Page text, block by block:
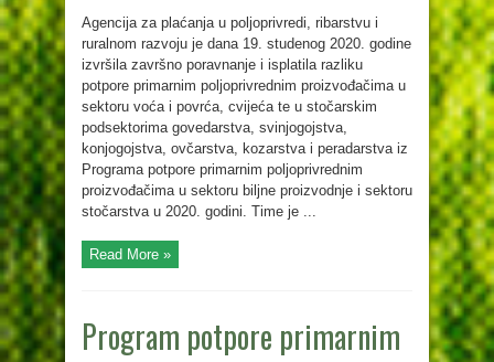
Agencija za plaćanja u poljoprivredi, ribarstvu i
ruralnom razvoju je dana 19. studenog 2020. godine
izvršila završno poravnanje i isplatila razliku
potpore primarnim poljoprivrednim proizvođačima u
sektoru voća i povrća, cvijeća te u stočarskim
podsektorima govedarstva, svinjogojstva,
konjogojstva, ovčarstva, kozarstva i peradarstva iz
Programa potpore primarnim poljoprivrednim
proizvođačima u sektoru biljne proizvodnje i sektoru
stočarstva u 2020. godini. Time je ...
Read More »
Program potpore primarnim